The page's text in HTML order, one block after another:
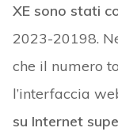
XE sono stati
2023-20198.
che il numero
l’interfaccia
su Internet